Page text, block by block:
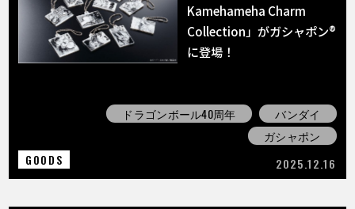
Kamehameha Charm
Collection」がガシャポン®
に登場！
ドラゴンボール40周年
バンダイ
ガシャポン
GOODS
2025.12.16